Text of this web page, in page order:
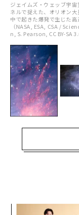
ジェイムズ・ウェッブ宇
ネルで捉えた、オリオン
中で起きた爆発で生じた
（NASA, ESA, CSA /
n, S. Pearson, CC BY-SA